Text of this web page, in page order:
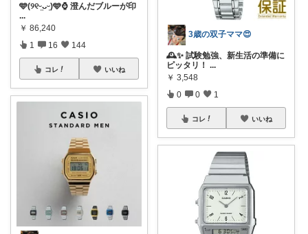
🩵(୨୧ᵕ̤ᴗᵕ̤)🩵⌚ 澄んだブルーが印
...
￥ 86,240
1 16 144
コレ いいね
3歳の双子ママ😍
🕰️✨ 試験勉強、新生活の準備に
ピッタリ！ ...
￥ 3,548
0 0 1
コレ いいね